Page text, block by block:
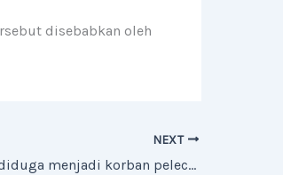
disebabkan oleh
NEXT
Seorang anak di bawah umur diduga menjadi korban pelecehan oleh oknum pengemudi transportasi daring